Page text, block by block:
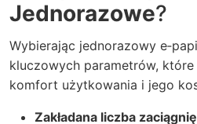
Jednorazowe?
Wybierając jednorazowy
kluczowych parametrów, które
komfort użytkowania i jego
Zakładana liczba